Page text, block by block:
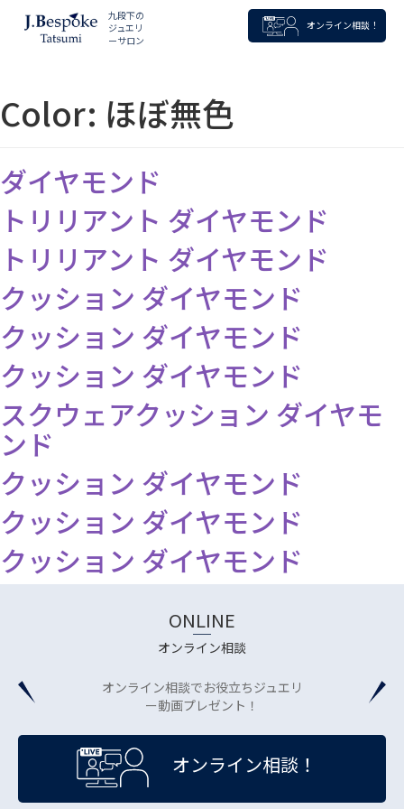
九段下の
ジュエリ
ーサロン
オンライン相談！
Color: ほぼ無色
ダイヤモンド
トリリアント ダイヤモンド
トリリアント ダイヤモンド
クッション ダイヤモンド
クッション ダイヤモンド
クッション ダイヤモンド
スクウェアクッション ダイヤモ
ンド
クッション ダイヤモンド
クッション ダイヤモンド
クッション ダイヤモンド
ONLINE
オンライン相談
オンライン相談でお役立ちジュエリ
ー動画プレゼント！
オンライン相談！